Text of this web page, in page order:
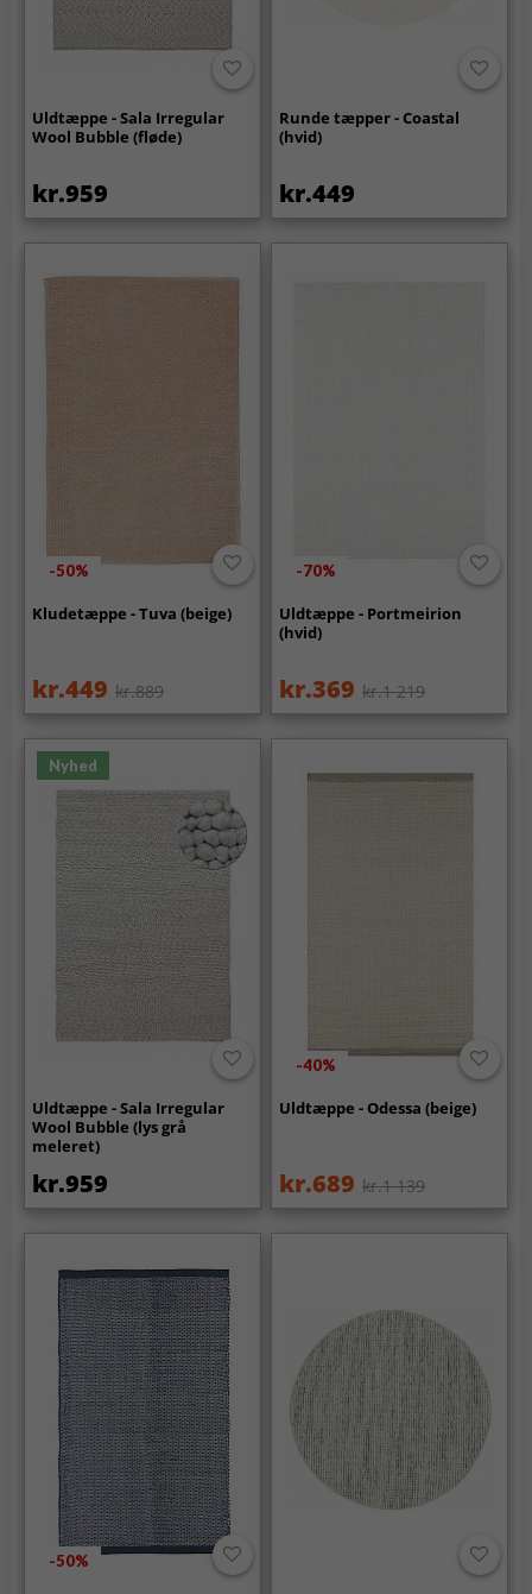
Uldtæppe - Sala Irregular
Wool Bubble (fløde)
kr.959
Runde tæpper - Coastal
(hvid)
kr.449
-50%
Kludetæppe - Tuva (beige)
kr.449 kr.889
-70%
Uldtæppe - Portmeirion
(hvid)
kr.369 kr.1 219
Nyhed
Uldtæppe - Sala Irregular
Wool Bubble (lys grå
meleret)
kr.959
-40%
Uldtæppe - Odessa (beige)
kr.689 kr.1 139
-50%